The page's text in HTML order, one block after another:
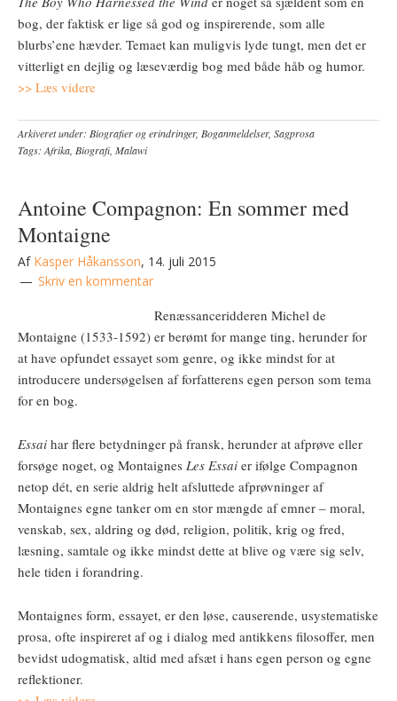
bog, der faktisk er lige så god og inspirerende, som alle
blurbs’ene hævder. Temaet kan muligvis lyde tungt, men det er
vitterligt en dejlig og læseværdig bog med både håb og humor.
>> Læs videre
Arkiveret under: Biografier og erindringer, Boganmeldelser, Sagprosa
Tags: Afrika Biografi Malawi
Antoine Compagnon: En sommer med
Montaigne
Af Kasper Håkansson, 14. juli 2015
Skriv en kommentar
Renæssanceridderen Michel de
Montaigne (1533-1592) er berømt for mange ting, herunder for
at have opfundet essayet som genre, og ikke mindst for at
introducere undersøgelsen af forfatterens egen person som tema
for en bog.
Essai har flere betydninger på fransk, herunder at afprøve eller
forsøge noget, og Montaignes Les Essai er ifølge Compagnon
netop dét, en serie aldrig helt afsluttede afprøvninger af
Montaignes egne tanker om en stor mængde af emner – moral,
venskab, sex, aldring og død, religion, politik, krig og fred,
læsning, samtale og ikke mindst dette at blive og være sig selv,
hele tiden i forandring.
Montaignes form, essayet, er den løse, causerende, usystematiske
prosa, ofte inspireret af og i dialog med antikkens filosoffer, men
bevidst udogmatisk, altid med afsæt i hans egen person og egne
reflektioner.